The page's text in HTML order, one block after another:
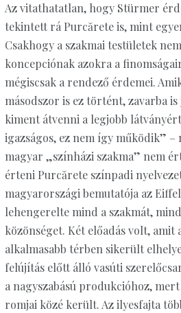
Az vitathatatlan, hogy Stürmer
tekintett rá Purcărete is, mint
Csakhogy a szakmai testületek
koncepciónak azokra a
mégiscsak a rendező érdemei.
másodszor is ez történt, zavarba
kiment átvenni a legjobb
igazságos, ez nem így működik” –
magyar „színházi szakma” nem
érteni Purcărete színpadi
magyarországi bemutatója az
lehengerelte mind a szakmát,
közönséget. Két előadás volt, amit
alkalmasabb térben sikerült
felújítás előtt álló vasúti
a nagyszabású produkcióhoz,
romjai közé került. Az ilyesfajta